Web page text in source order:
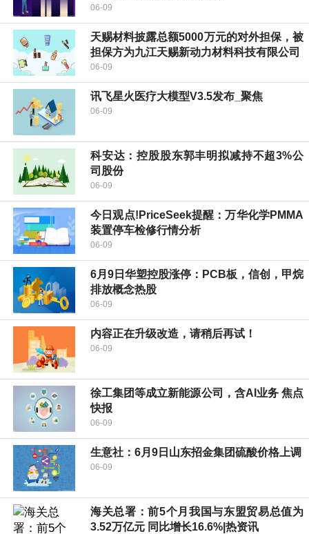
06-09
天赐材料披露总额5000万元的对外担保，被
担保方为九江天赐新动力材料科技有限公司
06-09
讯飞星火医疗大模型V3.5发布_聚焦
06-09
科安达：控股股东郭丰明拟减持不超3%公
司股份
06-09
今日观点!PriceSeek提醒：万华化学PMMA
装置停车检修行情分析
06-09
6月9日华塑控股涨停：PCB板，信创，甲烷
排放概念热股
06-09
内容正在升级改造，请稍后再试！
06-09
徐工集团等成立新能源公司，含AI业务 焦点
快报
06-09
生意社：6月9日山东招金集团硫酸价格上调
06-09
海关总署：前5个月我国与东盟贸易总值为
3.52万亿元 同比增长16.6%|热资讯